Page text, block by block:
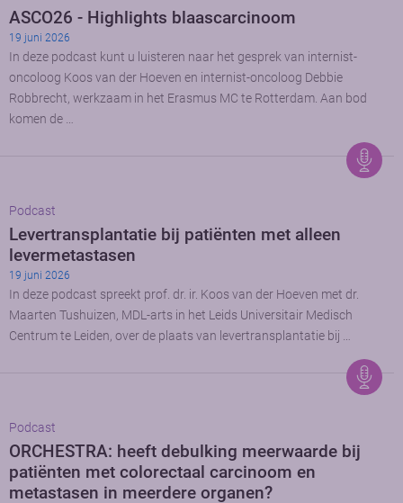
ASCO26 - Highlights blaascarcinoom
19 juni 2026
In deze podcast kunt u luisteren naar het gesprek van internist-
oncoloog Koos van der Hoeven en internist-oncoloog Debbie
Robbrecht, werkzaam in het Erasmus MC te Rotterdam. Aan bod
komen de …
Podcast
Levertransplantatie bij patiënten met alleen
levermetastasen
19 juni 2026
In deze podcast spreekt prof. dr. ir. Koos van der Hoeven met dr.
Maarten Tushuizen, MDL-arts in het Leids Universitair Medisch
Centrum te Leiden, over de plaats van levertransplantatie bij …
Podcast
ORCHESTRA: heeft debulking meerwaarde bij
patiënten met colorectaal carcinoom en
metastasen in meerdere organen?